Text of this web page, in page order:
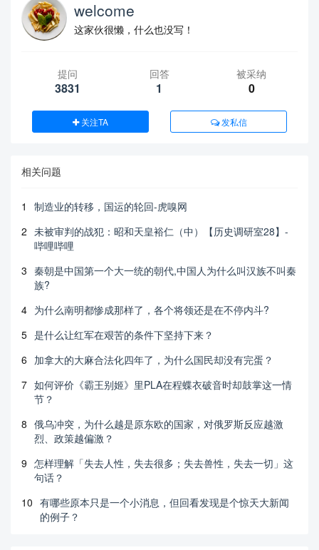
welcome
这家伙很懒，什么也没写！
提问
3831
回答
1
被采纳
0
关注TA 发私信
相关问题
1
制造业的转移，国运的轮回-虎嗅网
2 未被审判的战犯：昭和天皇裕仁（中）【历史调研室28】-
哔哩哔哩
3 秦朝是中国第一个大一统的朝代,中国人为什么叫汉族不叫秦
族?
4 为什么南明都惨成那样了，各个将领还是在不停内斗?
5 是什么让红军在艰苦的条件下坚持下来？
6 加拿大的大麻合法化四年了，为什么国民却没有完蛋？
7 如何评价《霸王别姬》里PLA在程蝶衣破音时却鼓掌这一情
节？
8 俄乌冲突，为什么越是原东欧的国家，对俄罗斯反应越激
烈、政策越偏激？
9 怎样理解「失去人性，失去很多；失去兽性，失去一切」这
句话？
10 有哪些原本只是一个小消息，但回看发现是个惊天大新闻
的例子？